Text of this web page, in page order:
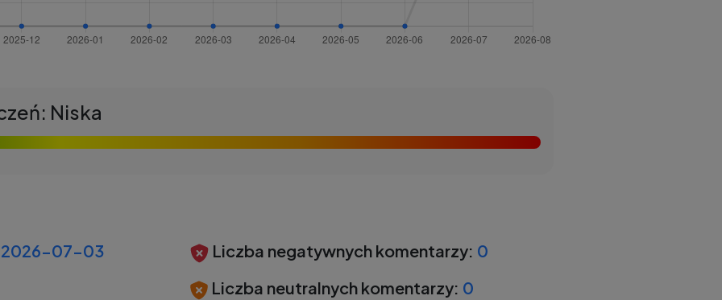
Niska
2026-07-03 Liczba negatywnych komentarzy: 0
Liczba neutralnych komentarzy: 0